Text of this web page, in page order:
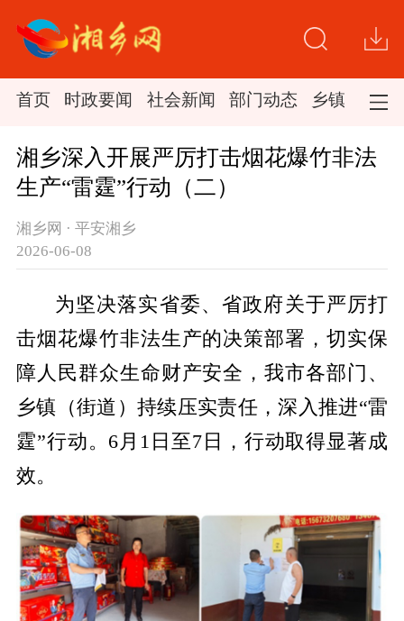
首页 时政要闻 社会新闻 部门动态 乡镇新闻
湘乡深入开展严厉打击烟花爆竹非法
生产“雷霆”行动（二）
湘乡网 · 平安湘乡
2026-06-08
为坚决落实省委、省政府关于严厉打
击烟花爆竹非法生产的决策部署，切实保
障人民群众生命财产安全，我市各部门、
乡镇（街道）持续压实责任，深入推进“雷
霆”行动。6月1日至7日，行动取得显著成
效。